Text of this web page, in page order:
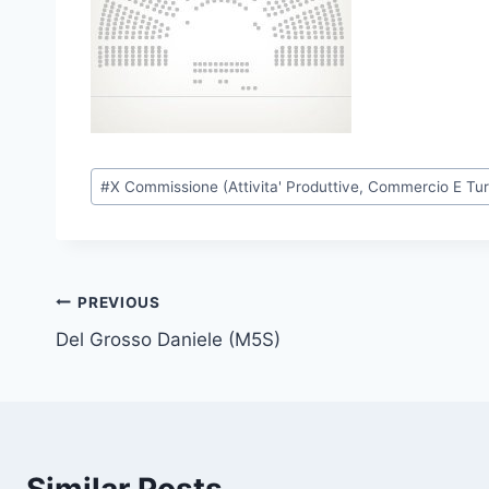
P
o
T
g
#X Commissione (Attivita' Produttive, Commercio E
Post
navigation
PREVIOUS
Del Grosso Daniele (M5S)